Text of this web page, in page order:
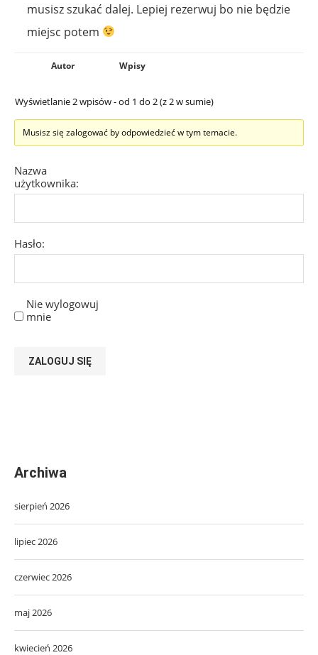
musisz szukać dalej. Lepiej rezerwuj bo nie będzie
miejsc potem
Autor Wpisy
Wyświetlanie 2 wpisów - od 1 do 2 (z 2 w sumie)
Musisz się zalogować by odpowiedzieć w tym temacie.
Nazwa
użytkownika:
Hasło:
Nie wylogowuj
mnie
ZALOGUJ SIĘ
Archiwa
sierpień 2026
lipiec 2026
czerwiec 2026
maj 2026
kwiecień 2026